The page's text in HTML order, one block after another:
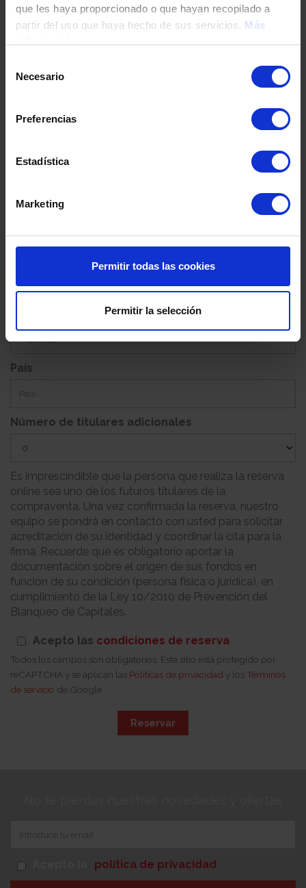
que les haya proporcionado o que hayan recopilado a
partir del uso que haya hecho de sus servicios. Más
Necesario
Preferencias
Estadística
Marketing
Permitir todas las cookies
Permitir la selección
DNI / Pasaporte / NIE
Código postal
País
Número de titulares adicionales
Es imprescindible que la persona que realiza la reserva
online sea uno de los futuros titulares de la
compraventa. Una vez confirmada la reserva, nuestro
equipo se pondrá en contacto con usted para solicitar
acreditación de su identidad y coordinar la cita para la
firma. Recuerde que es obligatorio aportar la
documentación sobre el origen de sus fondos en
función de su condición (persona física o jurídica), en
cumplimiento de la Ley 10/2010 de Prevención del
Blanqueo de Capitales.
Acepto las condiciones de reserva
Todos los campos son obligatorios. Este sitio está protegido por
reCAPTCHA y se aplican las Políticas de privacidad y los Términos
de servicio de Google
Reservar
política de privacidad